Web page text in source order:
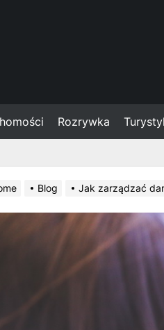
Rozrywka
Blog Jak zarządzać